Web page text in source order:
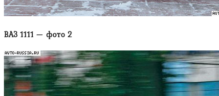
ВАЗ 1111 — фото 2